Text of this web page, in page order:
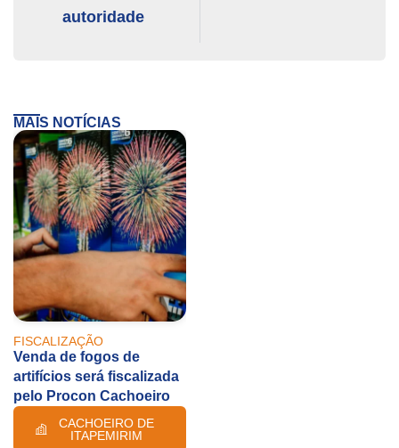
autoridade
MAIS NOTÍCIAS
FISCALIZAÇÃO
Venda de fogos de
artifícios será fiscalizada
pelo Procon Cachoeiro
CACHOEIRO DE
ITAPEMIRIM